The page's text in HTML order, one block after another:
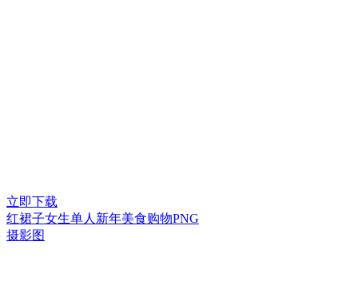
立即下载
红裙子女生单人新年美食购物PNG
摄影图